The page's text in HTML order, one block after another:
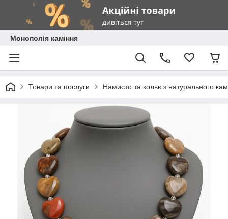
Монополія каміння
Товари та послуги Намисто та кольє з натурального